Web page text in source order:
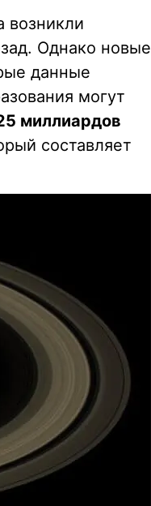
возникли
Однако новые
данные
могут
миллиардов
составляет